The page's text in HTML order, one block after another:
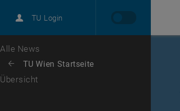
TU Login
Karriere
Zur 1. Menü Ebene
Alle News
Zurück: Subseiten von TU Wien Startseite auflisten
Zurück zur letzten Ebene:
TU Wien Startseite
Übersicht